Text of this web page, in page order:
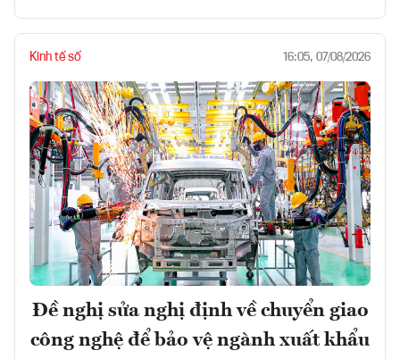
Kinh tế số 16:05, 07/08/2026
Đề nghị sửa nghị định về chuyển giao
công nghệ để bảo vệ ngành xuất khẩu